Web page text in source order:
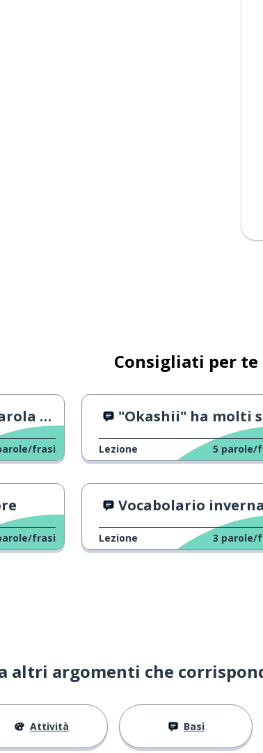
Consigliati per te
frasi
"Okashii" ha molti
Lezione 5 parole/
frasi
Vocabolario invernale in giapponese
Lezione 3 parole/
altri argomenti che
Attività Basi